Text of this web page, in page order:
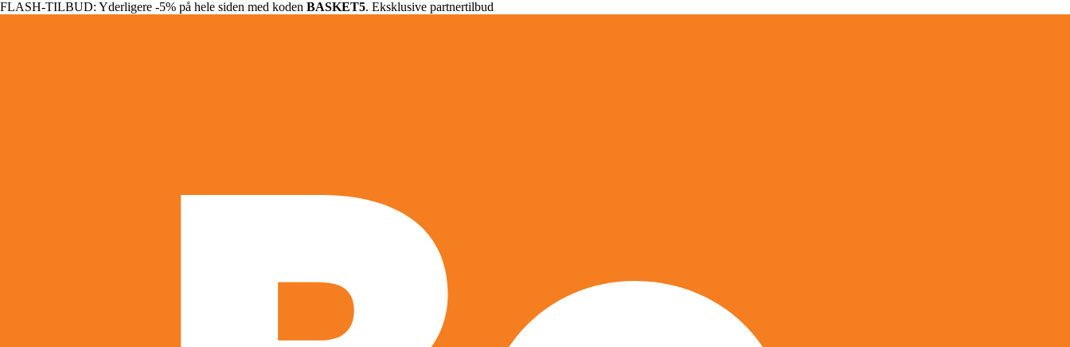
FLASH-TILBUD: Yderligere -5% på hele siden med koden BASKET5. Eksklusive partnertilbud